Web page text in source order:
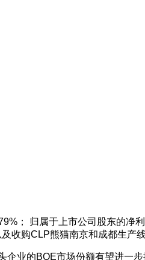
； 归属于上市公司股东的净
收购CLP熊猫南京和成都生产
业的BOE市场份额有望进一